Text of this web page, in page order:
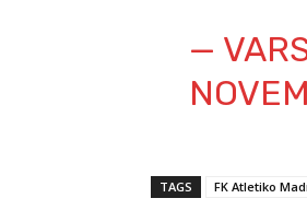
—
TAGS FK Atletiko